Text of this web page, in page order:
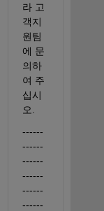
라 고
객지
원팀
에 문
의하
여 주
십시
오.
------
------
------
------
------
------